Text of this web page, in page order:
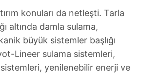
sunabilmek için İnternet
ve üçüncü kişilere ait çerezler
çerezler vasıtasıyla çeşitli kişisel
olup gerekli olan çerezler bilgi
sunulması amacıyla
konuları da netleşti. Tarla
altında damla sulama,
büyük sistemler başlığı
Lineer sulama sistemleri,
yenilenebilir enerji ve